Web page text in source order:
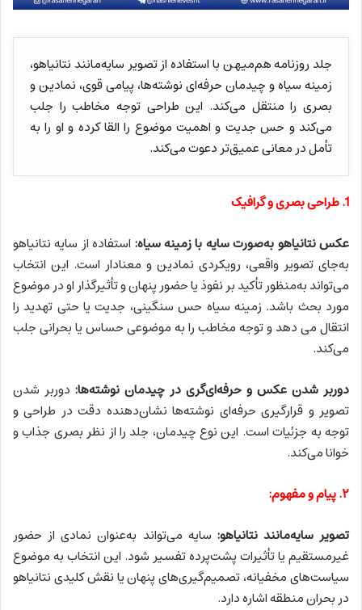
جلد روزنامه هم‌میهن با استفاده از تصویر سایه‌مانند نتانیاهو،
زمینه سیاه و چیدمان حرفه‌ای نوشته‌ها، پیامی قوی، نمادین و
بصری را منتقل می‌کند. این طراحی توجه مخاطب را جلب
می‌کند و حس جدیت و اهمیت موضوع را القا کرده و او را به
تأمل در معانی عمیق‌تر دعوت می‌کند.
1. طراحی بصری و گرافیک
عکس نتانیاهو به‌صورت سایه با زمینه سیاه: استفاده از سایه نتانیاهو
به‌جای تصویر واقعی، رویکردی نمادین و معنادار است. این انتخاب
می‌تواند به‌منظور تأکید بر نفوذ یا حضور پنهان و تأثیرگذار او در موضوع
مورد بحث باشد. زمینه سیاه حس سنگینی، جدیت یا حتی تهدید را
انتقال می دهد و توجه مخاطب را به موضوعی حساس یا بحرانی جلب
می‌کند.
دوربر شدن عکس و حرفه‌ای‌گری در چیدمان نوشته‌ها: دوربر شدن
تصویر و قرارگیری حرفه‌ای نوشته‌ها نشان‌دهنده دقت در طراحی و
توجه به جزئیات است. این نوع چیدمان، جلد را از نظر بصری جذاب و
خوانا می‌کند.
۲. پیام و مفهوم:
تصویر سایه‌مانند نتانیاهو: سایه می‌تواند به‌عنوان نمادی از حضور
غیرمستقیم یا تأثیرات پشت‌پرده تفسیر شود. این انتخاب به موضوع
سیاست‌های مخفیانه، تصمیم‌گیری‌های پنهان یا نقش کلیدی نتانیاهو
در بحران منطقه اشاره دارد.